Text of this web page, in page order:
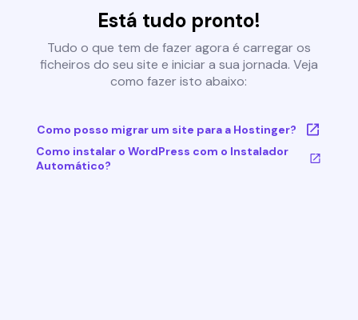
Está tudo pronto!
Tudo o que tem de fazer agora é carregar os
ficheiros do seu site e iniciar a sua jornada. Veja
como fazer isto abaixo:
Como posso migrar um site para a Hostinger?
Como instalar o WordPress com o Instalador
Automático?